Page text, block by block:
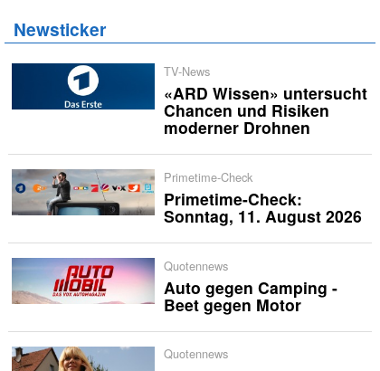
Newsticker
TV-News
«ARD Wissen» untersucht
Chancen und Risiken
moderner Drohnen
Primetime-Check
Primetime-Check:
Sonntag, 11. August 2026
Quotennews
Auto gegen Camping -
Beet gegen Motor
Quotennews